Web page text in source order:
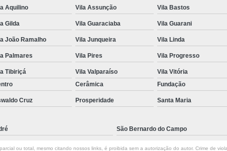
Aquilino Vila Assunção Vila Bastos
Gilda Vila Guaraciaba Vila Guarani
João Ramalho Vila Junqueira Vila Linda
Palmares Vila Pires Vila Progresso
Tibiriçá Vila Valparaíso Vila Vitória
Cerâmica Fundação
Cruz Prosperidade Santa Maria
São Bernardo do Campo
ou total, mesmo citando nossos links, é proibida sem a autorização do autor. Crime de